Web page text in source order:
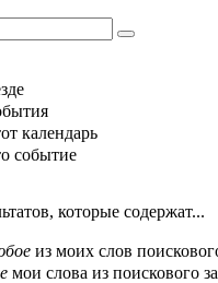
календарь
событие
которые содержат...
из моих слов
мои слова из поискового